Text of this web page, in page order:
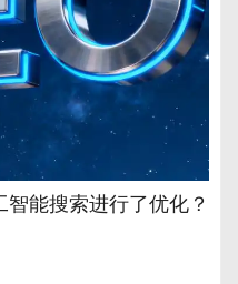
能搜索进行了优化？